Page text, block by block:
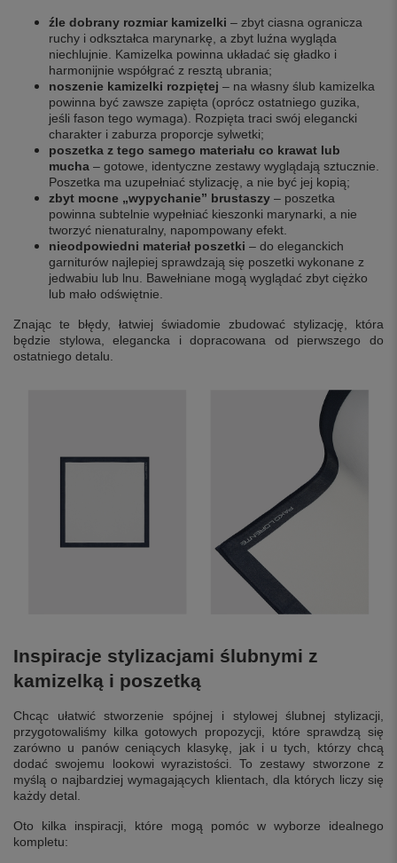
źle dobrany rozmiar kamizelki – zbyt ciasna ogranicza
ruchy i odkształca marynarkę, a zbyt luźna wygląda
niechlujnie. Kamizelka powinna układać się gładko i
harmonijnie współgrać z resztą ubrania;
noszenie kamizelki rozpiętej – na własny ślub kamizelka
powinna być zawsze zapięta (oprócz ostatniego guzika,
jeśli fason tego wymaga). Rozpięta traci swój elegancki
charakter i zaburza proporcje sylwetki;
poszetka z tego samego materiału co krawat lub
mucha – gotowe, identyczne zestawy wyglądają sztucznie.
Poszetka ma uzupełniać stylizację, a nie być jej kopią;
zbyt mocne „wypychanie” brustaszy – poszetka
powinna subtelnie wypełniać kieszonki marynarki, a nie
tworzyć nienaturalny, napompowany efekt.
nieodpowiedni materiał poszetki – do eleganckich
garniturów najlepiej sprawdzają się poszetki wykonane z
jedwabiu lub lnu. Bawełniane mogą wyglądać zbyt ciężko
lub mało odświętnie.
Znając te błędy, łatwiej świadomie zbudować stylizację, która
będzie stylowa, elegancka i dopracowana od pierwszego do
ostatniego detalu.
Inspiracje stylizacjami ślubnymi z
kamizelką i poszetką
Chcąc ułatwić stworzenie spójnej i stylowej ślubnej stylizacji,
przygotowaliśmy kilka gotowych propozycji, które sprawdzą się
zarówno u panów ceniących klasykę, jak i u tych, którzy chcą
dodać swojemu lookowi wyrazistości. To zestawy stworzone z
myślą o najbardziej wymagających klientach, dla których liczy się
każdy detal.
Oto kilka inspiracji, które mogą pomóc w wyborze idealnego
kompletu: